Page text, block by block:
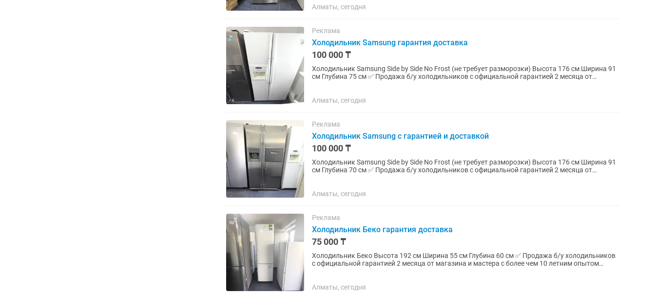
Алматы, сегодня
Реклама
Холодильник Samsung гарантия доставка
100 000 ₸
Холодильник Samsung Side by Side No Frost (не требует разморозки) Высота 176 см Ширина 91
см Глубина 75 см ✅ Продажа б/у холодильников с официальной гарантией 2 месяца от
Алматы, сегодня
Реклама
Холодильник Samsung с гарантией и доставкой
100 000 ₸
Холодильник Samsung Side by Side No Frost (не требует разморозки) Высота 176 см Ширина 91
см Глубина 70 см ✅ Продажа б/у холодильников с официальной гарантией 2 месяца от
Алматы, сегодня
Реклама
Холодильник Беко гарантия доставка
75 000 ₸
Холодильник Беко Высота 192 см Ширина 55 см Глубина 60 см ✅ Продажа б/у холодильников
с официальной гарантией 2 месяца от магазина и мастера с более чем 10 летним опытом
Алматы, сегодня